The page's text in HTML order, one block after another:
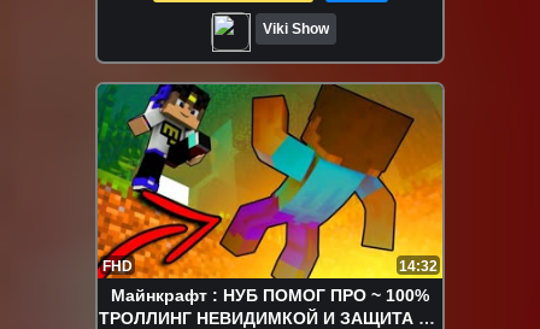
Viki Show
FHD 14:32
Майнкрафт : НУБ ПОМОГ ПРО ~ 100%
ТРОЛЛИНГ НЕВИДИМКОЙ И ЗАЩИТА ОТ